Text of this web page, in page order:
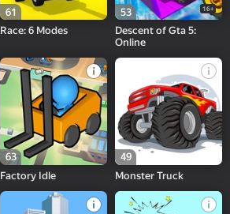
61
Race: 6 Modes
53 16+
Descent of Gta 5:
Online
63
Factory Idle
49
Monster Truck